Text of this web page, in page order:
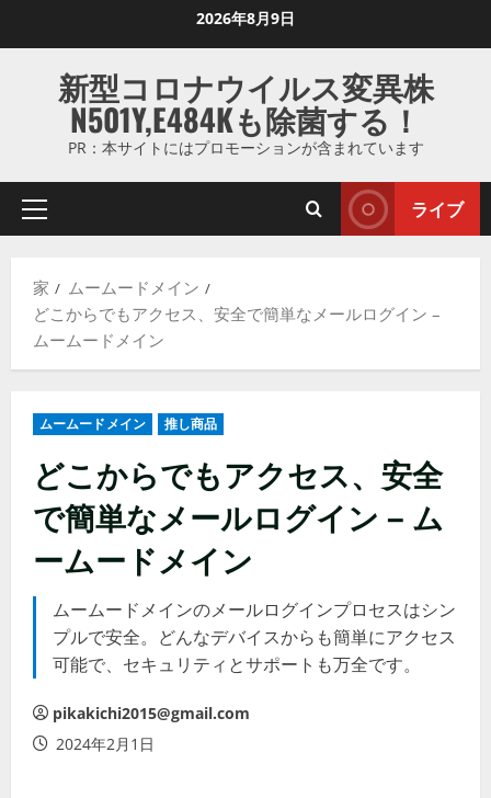
ス
ッ
2026年8月9日
新型コロナウイルス変異株
N501Y,E484Kも除菌する！
PR：本サイトにはプロモーションが含まれています
プ
マ
リ
メ
ー
ライブ
家
ムームードメイン
どこからでもアクセス、安全で簡単なメールログイン –
ムームードメイン
ムームードメイン 推し商品
どこからでもアクセス、安全
で簡単なメールログイン – ム
ームードメイン
ムームードメインのメールログインプロセスはシン
プルで安全。どんなデバイスからも簡単にアクセス
可能で、セキュリティとサポートも万全です。
pikakichi2015@gmail.com
2024年2月1日